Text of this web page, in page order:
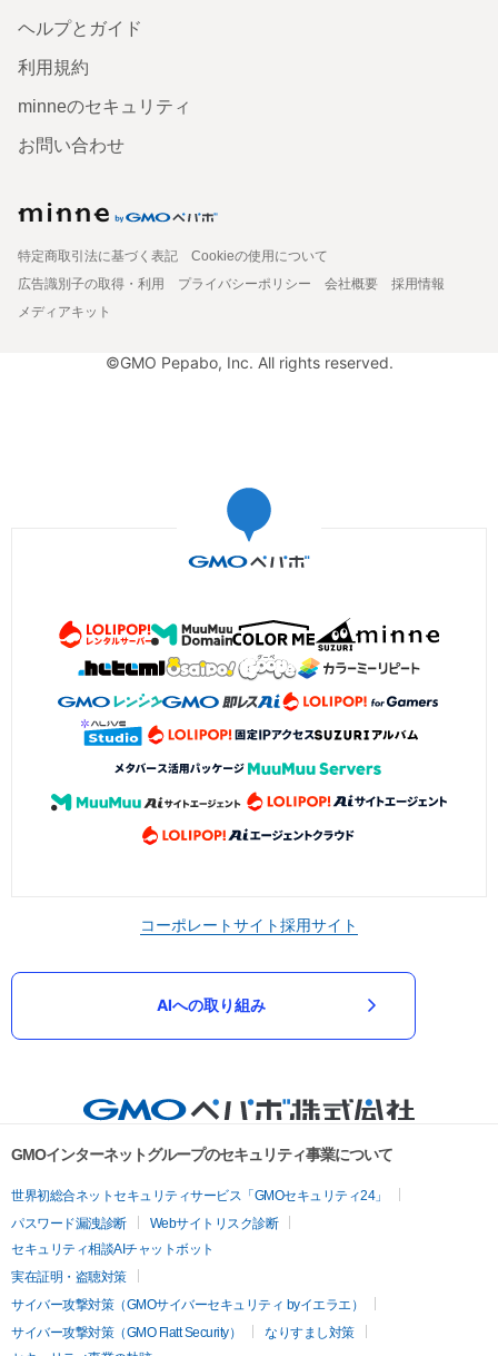
ヘルプとガイド
利用規約
minneのセキュリティ
お問い合わせ
特定商取引法に基づく表記
Cookieの使用について
広告識別子の取得・利用
プライバシーポリシー 会社概要
採用情報
メディアキット
©GMO Pepabo, Inc. All rights reserved.
コーポレートサイト採用サイト
AIへの取り組み
GMOインターネットグループのセキュリティ事業について
世界初総合ネットセキュリティサービス「GMOセキュリティ24」
パスワード漏洩診断
Webサイトリスク診断
セキュリティ相談AIチャットボット
実在証明・盗聴対策
サイバー攻撃対策（GMOサイバーセキュリティ byイエラエ）
サイバー攻撃対策（GMO Flatt Security）
なりすまし対策